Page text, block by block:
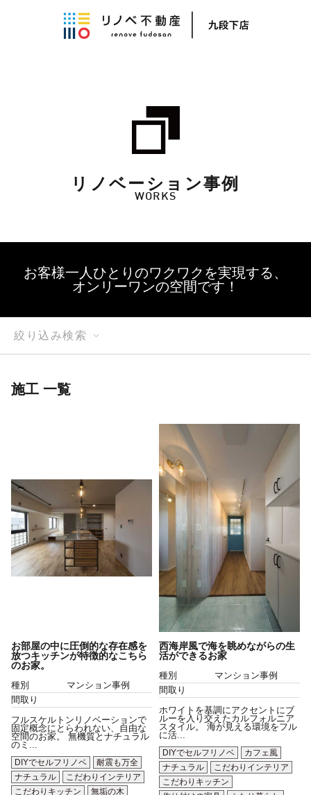
リノベーション事例
WORKS
お客様一人ひとりのワクワクを実現する、
オンリーワンの空間です！
絞り込み検索
施工 一覧
お部屋の中に圧倒的な存在感を
放つキッチンが特徴的なこちら
のお家。
種別
マンション事例
間取り
フルスケルトンリノベーションで
固定概念にとらわれない、自由な
空間のお家。 無機質とナチュラル
のミ...
DIYでセルフリノベ
耐震も万全
ナチュラル
こだわりインテリア
こだわりキッチン
無垢の木
西海岸風で海を眺めながらの生
活ができるお家
種別
マンション事例
間取り
ホワイトを基調にアクセントにブ
ルーを入り交えたカルフォルニア
スタイル。 海が見える環境をフル
に活...
DIYでセルフリノベ
カフェ風
ナチュラル
こだわりインテリア
こだわりキッチン